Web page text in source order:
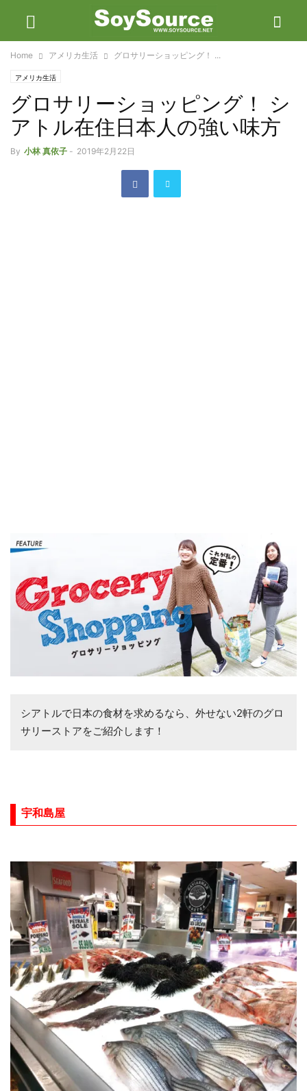
Home アメリカ生活 グロサリーショッピング！ ...
アメリカ生活
グロサリーショッピング！ シ
アトル在住日本人の強い味方
By 小林 真依子 - 2019年2月22日
シアトルで日本の食材を求めるなら、外せない2軒のグロ
サリーストアをご紹介します！
宇和島屋